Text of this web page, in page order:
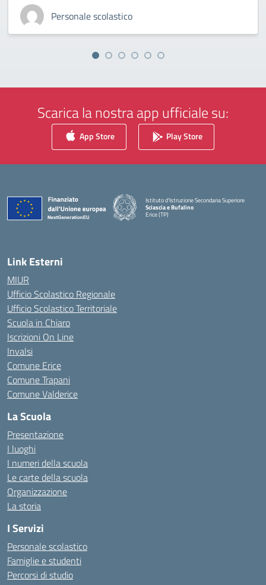
Personale scolastico
Scarica la nostra app ufficiale su:
App Store Play Store
Istituto d'Istruzione Secondaria Superiore
Sciascia e Bufalino
Erice (TP)
Link Esterni
MIUR
Ufficio Scolastico Regionale
Ufficio Scolastico Territoriale
Scuola in Chiaro
Iscrizioni On Line
Invalsi
Comune Erice
Comune Trapani
Comune Valderice
La Scuola
Presentazione
I luoghi
I numeri della scuola
Le carte della scuola
Organizzazione
La storia
I Servizi
Personale scolastico
Famiglie e studenti
Percorsi di studio